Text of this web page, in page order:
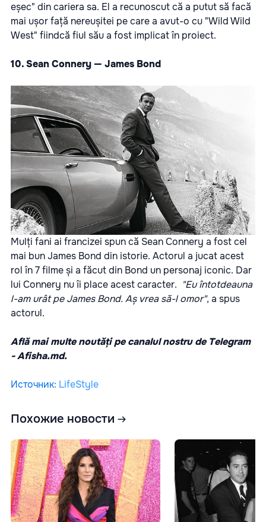
eșec" din cariera sa. El a recunoscut că a putut să facă
mai ușor față nereușitei pe care a avut-o cu "Wild Wild
West" fiindcă fiul său a fost implicat în proiect.
10. Sean Connery — James Bond
Mulți fani ai francizei spun că Sean Connery a fost cel
mai bun James Bond din istorie. Actorul a jucat acest
rol în 7 filme și a făcut din Bond un personaj iconic. Dar
lui Connery nu îi place acest caracter. "Eu întotdeauna
l-am urât pe James Bond. Aș vrea să-l omor", a spus
actorul.
Află mai multe noutăți pe canalul nostru de Telegram
-Afisha.md.
Источник: LifeStyle
Похожие новости